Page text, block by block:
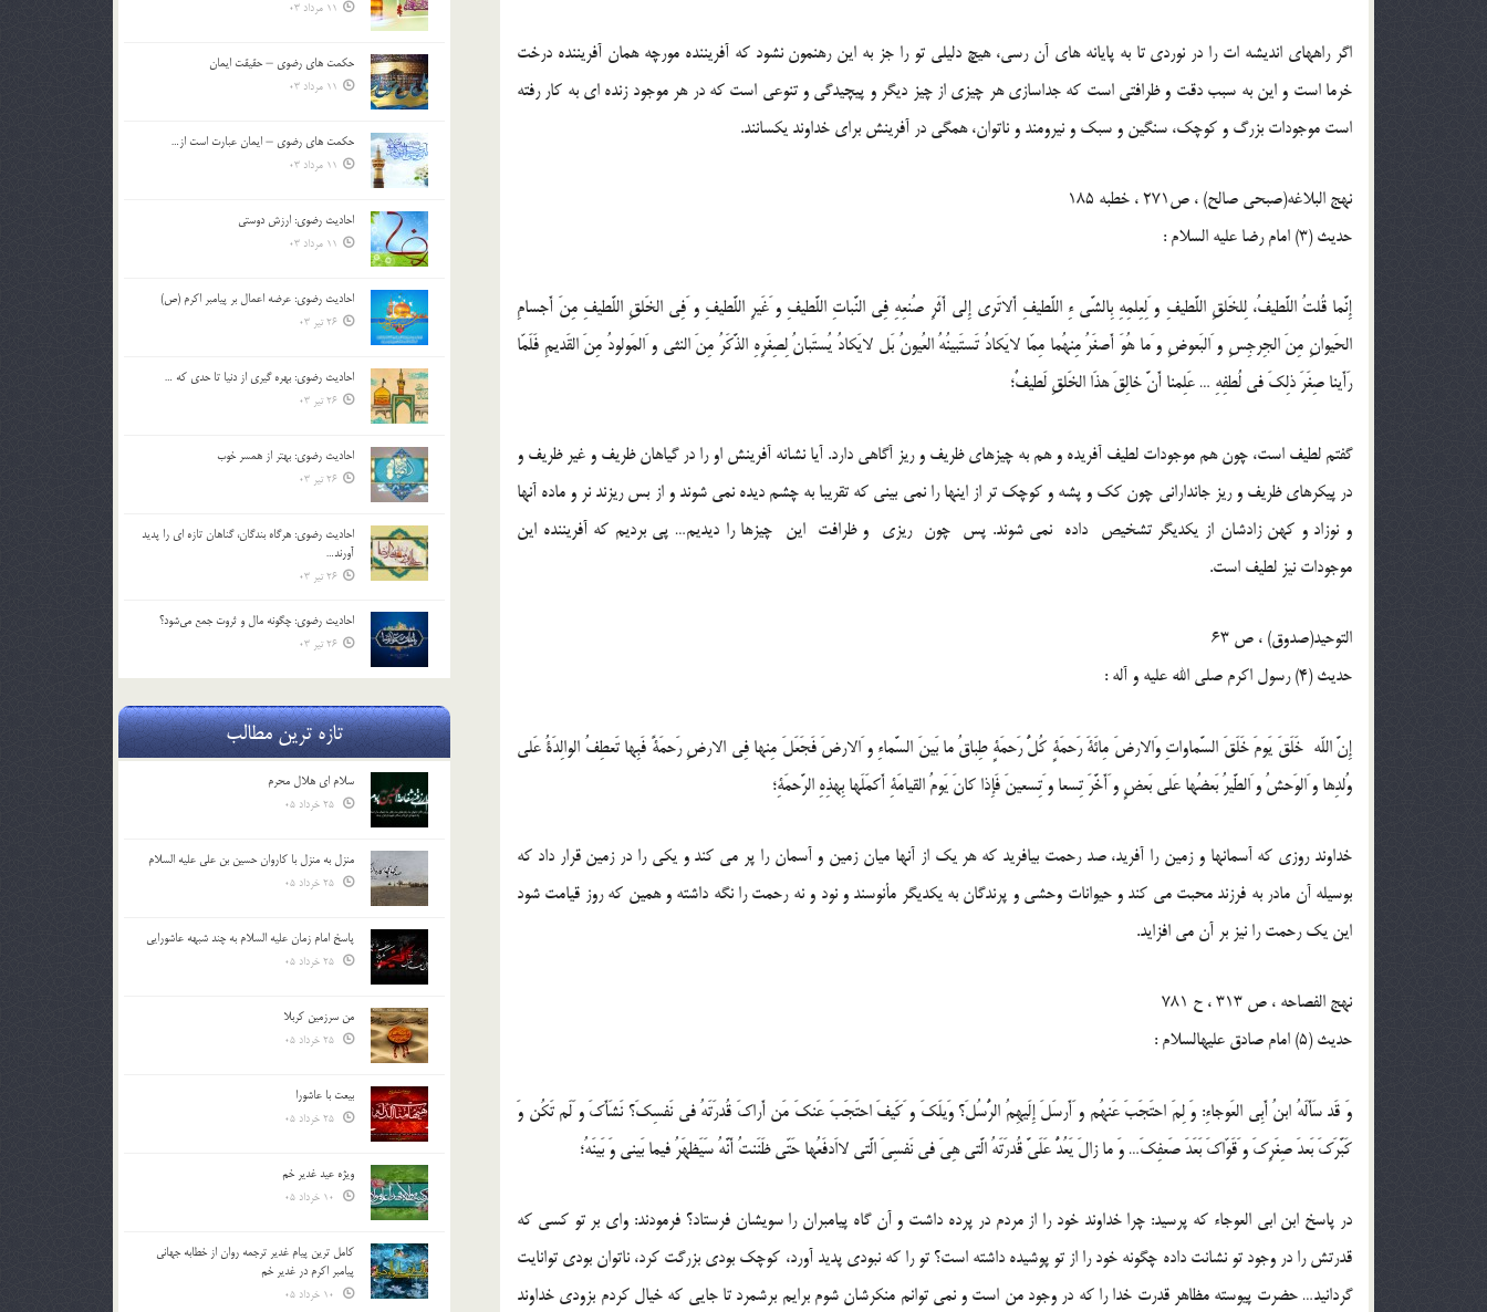
اگر راههاى انديشه ات را در نوردى تا به پايانه هاى آن رسى، هيچ دليلى تو را جز به اين رهنمون نشود كه آفريننده مورچه همان آفريننده درخت
خرما است و اين به سبب دقت و ظرافتى است كه جداسازى هر چيزى از چيز ديگر و پيچيدگى و تنوعى است كه در هر موجود زنده اى به كار رفته
است موجودات بزرگ و كوچك، سنگين و سبك و نيرومند و ناتوان، همگى در آفرينش براى خداوند يكسانند.
نهج البلاغه(صبحی صالح) ، ص271 ، خطبه 185
حدیث (3) امام رضا عليه السلام :
إِنَّما قُلتُ اللَّطيفُ، لِلخَلقِ اللَّطيفِ و َلِعِلمِهِ بِالشَّى ءِ اللَّطيفِ أَلاتَرى إِلى أَثَرِ صُنعِهِ فِى النَّباتِ اللَّطيفِ و َغَيرِ اللَّطيفِ و َفِى الخَلقِ اللَّطيفِ مِنَ أَجسامِ
الحَيوانِ مِنَ الجِرجِسِ و َالبَعوضِ و َما هُوَ أَصغَرُ مِنهُما مِمّا لايَكادُ تَستَبينُهُ العُيونُ بَل لايَكادُ يُستَبانُ لِصِغَرِهِ الذَّكَرُ مِنَ النثى و َالمَولودُ مِنَ القَديمِ فَلَمّا
رَأَينا صِغَرَ ذلِكَ فى لُطفِهِ … عَلِمنا أَنَّ خالِقَ هذَا الخَلقِ لَطيفٌ؛
گفتم لطيف است، چون هم موجودات لطيف آفريده و هم به چيزهاى ظريف و ريز آگاهى دارد. آيا نشانه آفرينش او را در گياهان ظريف و غير ظريف و
در پيكرهاى ظريف و ريز جاندارانى چون كك و پشه و كوچك تر از اينها را نمى بينى كه تقريبا به چشم ديده نمى شوند و از بس ريزند نر و ماده آنها
و نوزاد و كهن زادشان از يكديگر تشخيص داده نمى شوند. پس چون ريزى و ظرافت اين چيزها را ديديم… پى برديم كه آفريننده اين
موجودات نيز لطيف است.
التوحيد(صدوق) ، ص 63
حدیث (4) رسول اكرم صلى الله عليه و آله :
إِنَّ اللّه خَلَقَ يَومَ خَلَقَ السَّماواتِ وَالارضَ مِائَةَ رَحمَةٍ كُلُّ رَحمَةٍ طِباقُ ما بَينَ السَّماءِ و َالارضَ فَجَعَلَ مِنها فِى الارضِ رَحمَةً فَبِها تَعطِفُ الوالِدَةُ عَلى
وُلدِها و َالوَحشُ و َالطَّيرُ بَعضُها عَلى بَعضٍ و َأَخَّرَ تِسعا و َتِسعينَ فَإِذا كانَ يَومُ القيامَةِ أَكمَلَها بِهذِهِ الرَّحمَةِ؛
خداوند روزى كه آسمانها و زمين را آفريد، صد رحمت بيافريد كه هر يك از آنها ميان زمين و آسمان را پر مى كند و يكى را در زمين قرار داد كه
بوسيله آن مادر به فرزند محبت مى كند و حيوانات وحشى و پرندگان به يكديگر مأنوسند و نود و نه رحمت را نگه داشته و همين كه روز قيامت شود
اين يك رحمت را نيز بر آن مى افزايد.
نهج الفصاحه ، ص 313 ، ح 781
حدیث (5) امام صادق عليه‏السلام :
وَ قَد سَأَلَهُ ابنُ أَبِى العَوجاءِ: وَ لِمَ احتَجَبَ عَنهُم و َأَرسَلَ إِلَيهِمُ الرُّسُلَ؟ وَيلَكَ و َكَيفَ احتَجَبَ عَنكَ مَن أَراكَ قُدرَتَهُ فى نَفسِكَ؟ نَشَأَكَ و َلَم تَكُن وَ
كَبَّرَكَ بَعدَ صِغَرِكَ و َقَوّاكَ بَعَدَ صَعفِكَ… وَ ما زالَ يَعُدُّ عَلَىَّ قُدرَتَهُ الَّتى هِىَ فى نَفسِىَ الَّتى لااَدفَعُها حَتّى ظَنَنتُ أَنَّهُ سَيَظهَرُ فيما بَينى وَ بَينَهُ؛
در پاسخ ابن ابى العوجاء كه پرسيد: چرا خداوند خود را از مردم در پرده داشت و آن گاه پيامبران را سويشان فرستاد؟ فرمودند: واى بر تو كسى كه
قدرتش را در وجود تو نشانت داده چگونه خود را از تو پوشيده داشته است؟ تو را كه نبودى پديد آورد، كوچك بودى بزرگت كرد، ناتوان بودى توانايت
گردانيد… حضرت پيوسته مظاهر قدرت خدا را كه در وجود من است و نمى توانم منكرشان شوم برايم برشمرد تا جايى كه خيال كردم بزودى خداوند
11 مرداد 03
حکمت های رضوی – حقیقت ایمان
11 مرداد 03
حکمت های رضوی – ایمان عبارت است از…
11 مرداد 03
احادیث رضوی: ارزش دوستی
11 مرداد 03
احادیث رضوی: عرضه اعمال بر پیامبر اکرم (ص)
26 تیر 03
احادیث رضوی: بهره گیری از دنیا تا حدی که …
26 تیر 03
احادیث رضوی: بهتر از همسر خوب
26 تیر 03
احادیث رضوی: هرگاه بندگان، گناهان تازه ای را پدید
آورند…
26 تیر 03
احادیث رضوی: چگونه مال و ثروت جمع می‌شود؟
26 تیر 03
تازه ترین مطالب
سلام ای هلال محرم
منزل به منزل با کاروان حسین بن علی علیه السلام
پاسخ امام زمان علیه السلام به چند شبهه عاشورایی
من سرزمین کربلا
بیعت با عاشورا
ویژه عید غدیر خم
کامل ترین پیام غدیر ترجمه روان از خطابه جهانی
پیامبر اکرم در غدیر خم